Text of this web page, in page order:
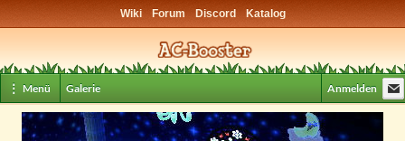
Wiki Forum Discord Katalog
⋮ Menü Galerie Anmelden